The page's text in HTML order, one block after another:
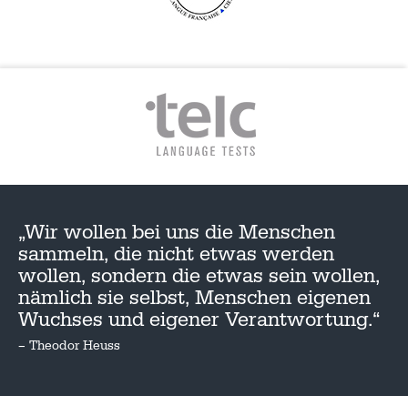
„Wir wollen bei uns die Menschen
sammeln, die nicht etwas werden
wollen, sondern die etwas sein wollen,
nämlich sie selbst, Menschen eigenen
Wuchses und eigener Verantwortung.“
– Theodor Heuss